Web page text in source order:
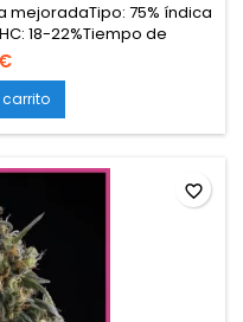
mejoradaTipo: 75% índica
18-22%Tiempo de
en
en exterior: 700-1000
o principios de
hasta 200-250 cm en
favorite_border